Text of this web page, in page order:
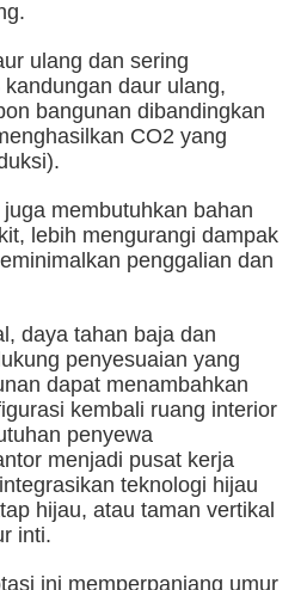
ulang dan sering
daur ulang,
bangunan dibandingkan
CO2 yang
membutuhkan bahan
lebih mengurangi dampak
penggalian dan
daya tahan baja dan
penyesuaian yang
dapat menambahkan
kembali ruang interior
penyewa
menjadi pusat kerja
teknologi hijau
hijau, atau taman vertikal
inti.
ini memperpanjang umur